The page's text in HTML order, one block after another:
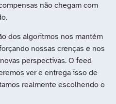
não chegam com
dos algoritmos nos mantém
nossas crenças e nos
perspectivas. O feed
ver e entrega isso de
realmente escolhendo o